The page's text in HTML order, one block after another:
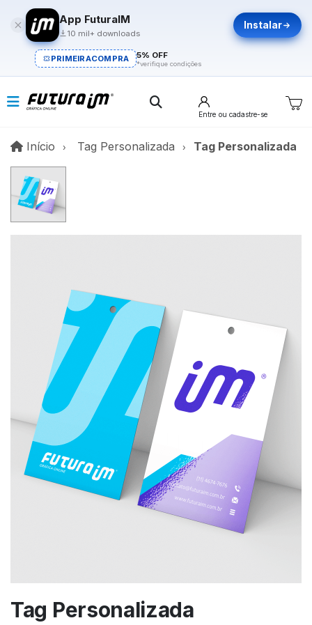
App FuturaIM
10 mil+ downloads
Instalar
PRIMEIRACOMPRA 5% OFF
*verifique condições
Entre ou cadastre-se
Início InícioTag Personalizada Tag Personalizada
Tag Personalizada